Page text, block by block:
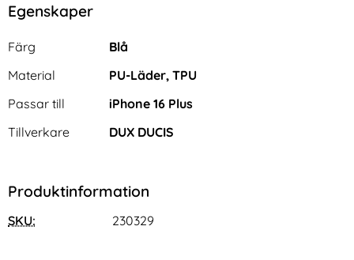
Egenskaper
Egenskaper/attribut för denna produkt
Attribut
Färg
Blå
Material
PU-Läder, TPU
Passar till
iPhone 16 Plus
Tillverkare
DUX DUCIS
Produktinformation
SKU: 230329